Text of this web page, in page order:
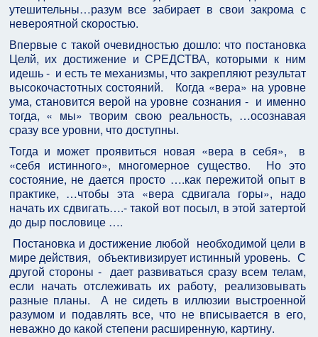
утешительны…разум все забирает в свои закрома с
невероятной скоростью.
Впервые с такой очевидностью дошло: что постановка
Целй, их достижение и СРЕДСТВА, которыми к ним
идешь - и есть те механизмы, что закрепляют результат
высокочастотных состояний. Когда «вера» на уровне
ума, становится верой на уровне сознания - и именно
тогда, « мы» творим свою реальность, …осознавая
сразу все уровни, что доступны.
Тогда и может проявиться новая «вера в себя», в
«себя истинного», многомерное существо. Но это
состояние, не дается просто ….как пережитой опыт в
практике, …чтобы эта «вера сдвигала горы», надо
начать их сдвигать….- такой вот посыл, в этой затертой
до дыр пословице ….
Постановка и достижение любой необходимой цели в
мире действия, объективизирует истинный уровень. С
другой стороны - дает развиваться сразу всем телам,
если начать отслеживать их работу, реализовывать
разные планы. А не сидеть в иллюзии выстроенной
разумом и подавлять все, что не вписывается в его,
неважно до какой степени расширенную, картину.